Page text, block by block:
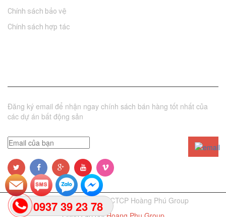
Chính sách bảo vệ
Chính sách hợp tác
Đăng ký email để nhận ngay chính sách bán hàng tốt nhất của
các dự án bất động sản
© Bản quyền thuộc về CTCP Hoàng Phú Group
0937 39 23 78